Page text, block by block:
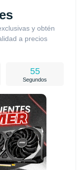
y obtén
a precios
54
Segundos